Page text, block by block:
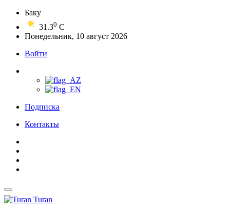
Баку
31.30 C
Понедельник, 10 август 2026
Войти
Подписка
Контакты
Turan